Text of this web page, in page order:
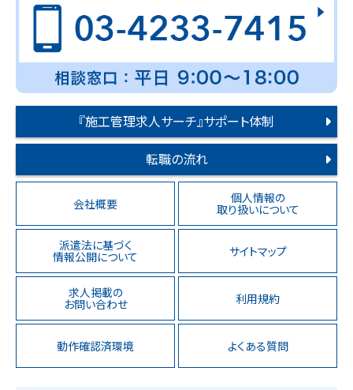
『施工管理求人サーチ』サポート体制
転職の流れ
会社概要 個人情報の
取り扱いについて
派遣法に基づく
情報公開について サイトマップ
求人掲載の
お問い合わせ 利用規約
動作確認済環境 よくある質問